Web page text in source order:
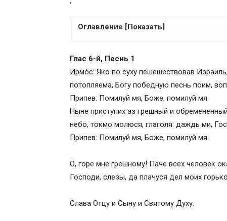
'
Оглавление [Показать]
Читать канон покаянный ко Господу
Что такое канон
Покаяние в православии
Для чего люди каются
История создания правила
Структура покаянного канона
Краткое содержание
Восхваление творца
Глас 6-й, Песнь 1
Ирмо́с: Яко по суху пешешествовав
потопляема, Богу победную песнь поим,
Припев: Помилуй мя, Боже, помилуй мя.
Ныне приступих аз грешный и
небо, токмо молюся, глаголя: даждь ми,
Припев: Помилуй мя, Боже, помилуй мя.
О, горе мне грешному! Паче всех человек
Господи, слезы, да плачуся дел моих
Слава Отцу и Сыну и Святому Духу.